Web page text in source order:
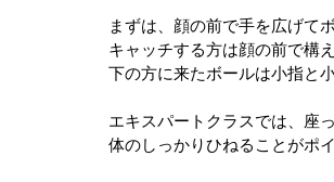
まずは、顔の前で手を広げて
下の方に来たボールは小指と
エキスパートクラスでは、座
体のしっかりひねることがポ